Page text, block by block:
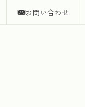
お問い合わせ